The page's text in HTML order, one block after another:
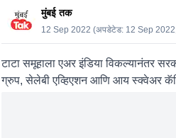
मुंबई तक
12 Sep 2022 (अपडेटेड: 12 Sep
टाटा समूहाला एअर इंडिया विकल्यानंतर
ग्रुप, सेलेबी एव्हिएशन आणि आय स्क्वेअर